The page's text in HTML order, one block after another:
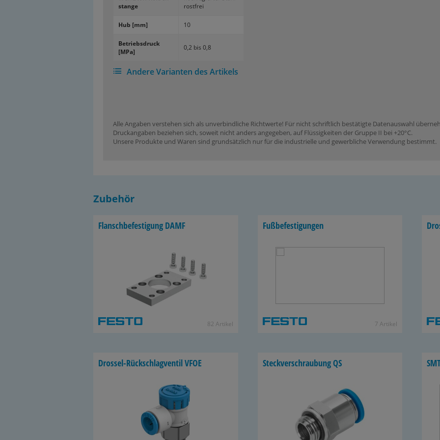
stan­ge
rost­frei
Hub [mm] 10
Be­triebs­druck
[MPa]
0,2 bis 0,8
Andere Varianten des Artikels
Alle Angaben verstehen sich als unverbindliche Richtwerte! Für nicht schriftlich bestätigte Datenauswahl
Druckangaben beziehen sich, soweit nicht anders angegeben, auf Flüssigkeiten der Gruppe II bei +20°C.
Unsere Produkte und Waren sind grundsätzlich nur für die industrielle und gewerbliche Verwendung bestimmt.
Zubehör
Flansch­be­fes­ti­gung DAMF
82 Ar­ti­kel
Fuß­be­fes­ti­gun­gen
7 Ar­ti­kel
Drossel-​Rückschlagventil VFOE Steck­ver­schrau­bung QS